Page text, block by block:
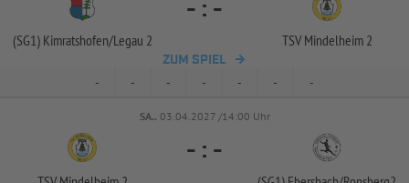
(SG1) Kimratshofen/Legau 2
- : -
TSV Mindelheim 2
ZUM SPIEL
- - - - - - -
SA.. 03.04.2027 /14:00 Uhr
- : -